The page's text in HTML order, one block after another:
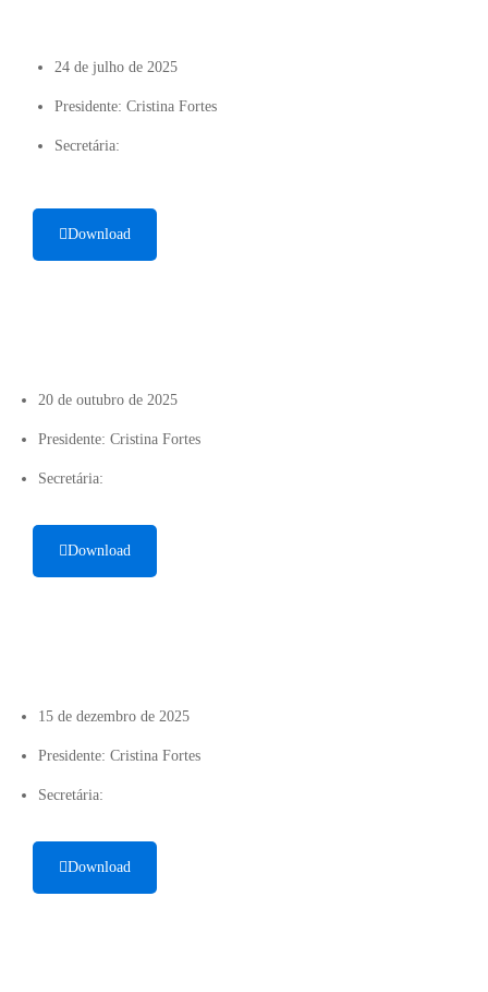
24 de julho de 2025
Presidente: Cristina Fortes
Secretária:
Download
20 de outubro de 2025
Presidente: Cristina Fortes
Secretária:
Download
15 de dezembro de 2025
Presidente: Cristina Fortes
Secretária:
Download